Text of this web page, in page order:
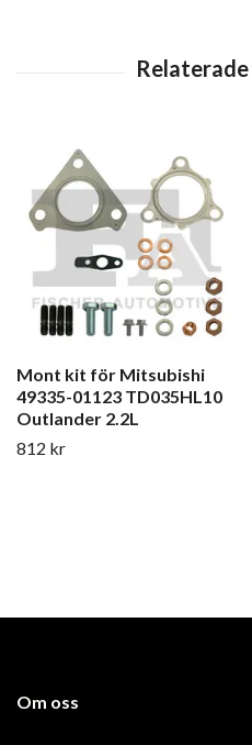
Mont kit för Mitsubishi
49335-01123 TD035HL10
Outlander 2.2L
812 kr
Om oss